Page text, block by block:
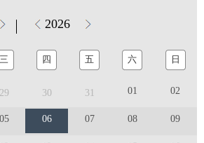
2026
三 四 五 六 日
29 30 31 01 02
05 06 07 08 09